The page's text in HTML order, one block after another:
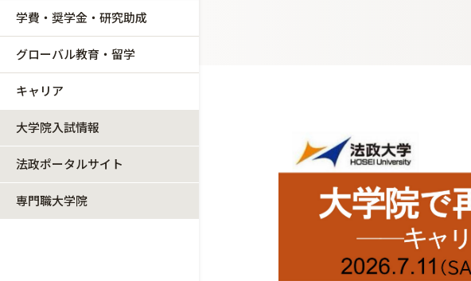
学費・奨学金・研究助成
グローバル教育・留学
キャリア
大学院入試情報
法政ポータルサイト
専門職大学院